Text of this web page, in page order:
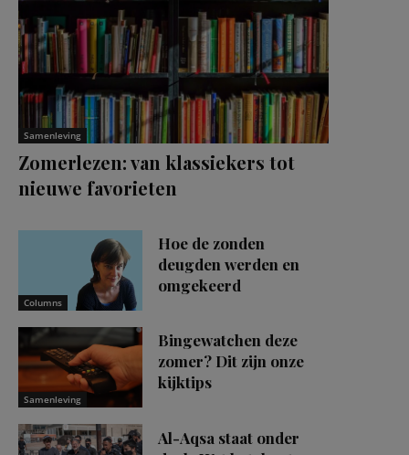
Samenleving
Zomerlezen: van klassiekers tot
nieuwe favorieten
Columns
Hoe de zonden
deugden werden en
omgekeerd
Samenleving
Bingewatchen deze
zomer? Dit zijn onze
kijktips
Al-Aqsa staat onder